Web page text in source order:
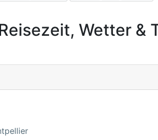
Wetter &